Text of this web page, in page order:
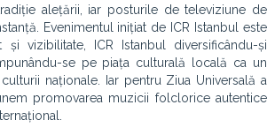
alețării, iar posturile de televiziune de
Evenimentul inițiat de ICR Istanbul este
vizibilitate, ICR Istanbul diversificându-și
se pe piața culturală locală ca un
naționale. Iar pentru Ziua Universală a
promovarea muzicii folclorice autentice